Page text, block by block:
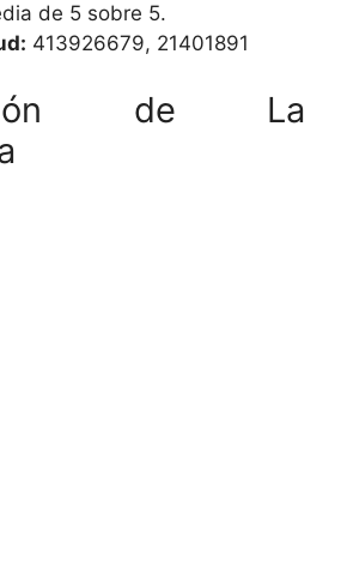
de 5 sobre 5.
413926679, 21401891
de La